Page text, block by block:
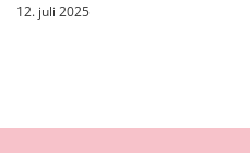
12. juli 2025